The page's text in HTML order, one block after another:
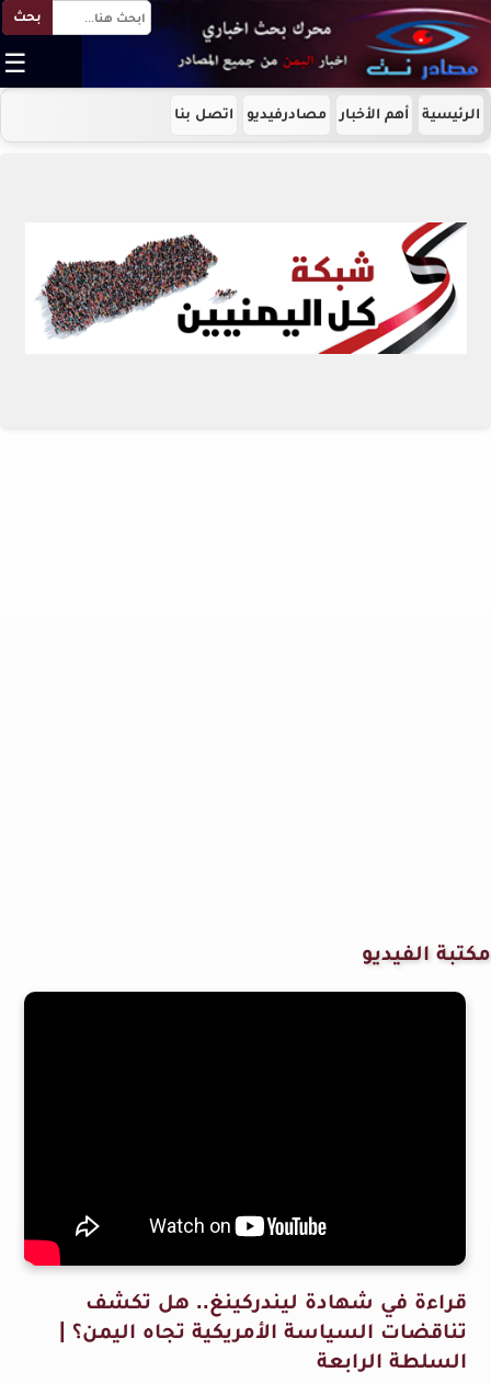
بحث
☰
الرئيسية أهم الأخبار مصادرفيديو اتصل بنا
مكتبة الفيديو
قراءة في شهادة ليندركينغ.. هل تكشف
تناقضات السياسة الأمريكية تجاه اليمن؟ |
السلطة الرابعة